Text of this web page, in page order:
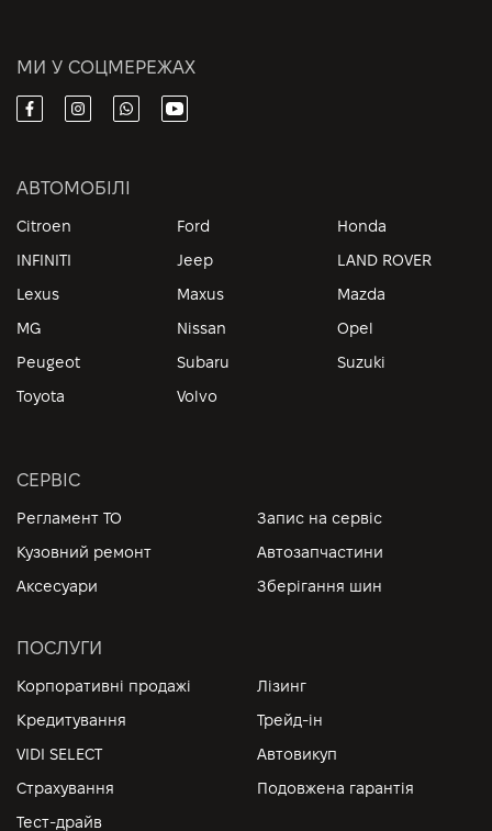
МИ У СОЦМЕРЕЖАХ
АВТОМОБІЛІ
Citroen Ford
Honda
INFINITI
Jeep
LAND ROVER
Lexus
Maxus
Mazda
MG
Nissan
Opel
Peugeot
Subaru
Suzuki
Toyota
Volvo
СЕРВІС
Регламент ТО
Запис на сервіс
Кузовний ремонт
Автозапчастини
Аксесуари
Зберігання шин
ПОСЛУГИ
Корпоративні продажі
Лізинг
Кредитування
Трейд-ін
VIDI SELECT
Автовикуп
Страхування
Подовжена гарантія
Тест-драйв